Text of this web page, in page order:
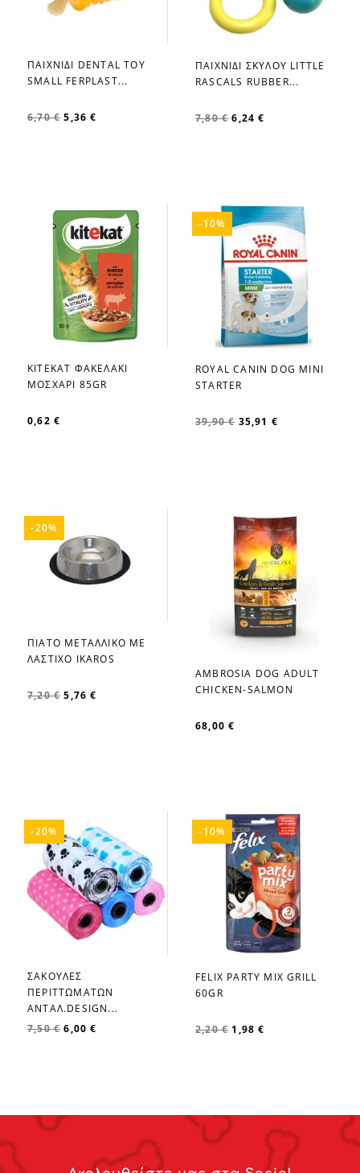
favorite_border
ΠΑΙΧΝΙΔΙ DENTAL TOY
SMALL FERPLAST...
6,70 € 5,36 €
favorite_border
ΠΑΙΧΝΙΔΙ ΣΚΥΛΟΥ LITTLE
RASCALS RUBBER...
7,80 € 6,24 €
favorite_border
KITEKAT ΦΑΚΕΛΑΚΙ
ΜΟΣΧΑΡΙ 85GR
0,62 €
favorite_border
ROYAL CANIN DOG MINI
STARTER
39,90 € 35,91 €
-10%
favorite_border
ΠΙΑΤΟ ΜΕΤΑΛΛΙΚΟ ΜΕ
ΛΑΣΤΙΧΟ IKAROS
7,20 € 5,76 €
-20%
favorite_border
AMBROSIA DOG ADULT
CHICKEN-SALMON
68,00 €
favorite_border
ΣΑΚΟΥΛΕΣ
ΠΕΡΙΤΤΩΜΑΤΩΝ
ΑΝΤΑΛ.DESIGN...
7,50 € 6,00 €
-20%
favorite_border
FELIX PARTY MIX GRILL
60GR
2,20 € 1,98 €
-10%